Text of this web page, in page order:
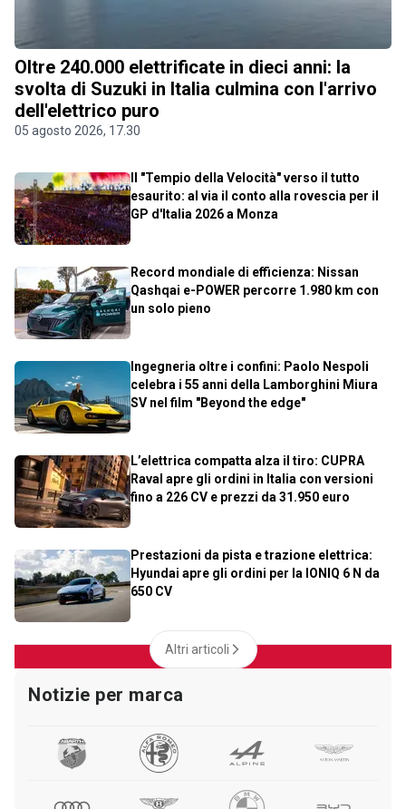
Oltre 240.000 elettrificate in dieci anni: la
svolta di Suzuki in Italia culmina con l'arrivo
dell'elettrico puro
05 agosto 2026, 17.30
Il "Tempio della Velocità" verso il tutto
esaurito: al via il conto alla rovescia per il
GP d'Italia 2026 a Monza
Record mondiale di efficienza: Nissan
Qashqai e-POWER percorre 1.980 km con
un solo pieno
Ingegneria oltre i confini: Paolo Nespoli
celebra i 55 anni della Lamborghini Miura
SV nel film "Beyond the edge"
L’elettrica compatta alza il tiro: CUPRA
Raval apre gli ordini in Italia con versioni
fino a 226 CV e prezzi da 31.950 euro
Prestazioni da pista e trazione elettrica:
Hyundai apre gli ordini per la IONIQ 6 N da
650 CV
Altri articoli
Notizie per marca